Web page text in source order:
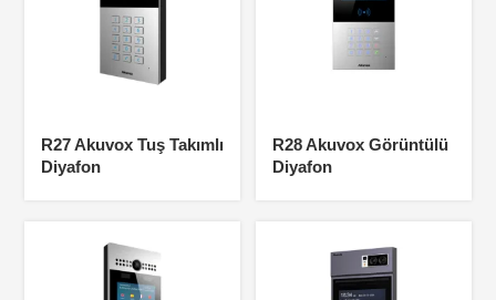
R27 Akuvox Tuş Takımlı
Diyafon
R28 Akuvox Görüntülü
Diyafon